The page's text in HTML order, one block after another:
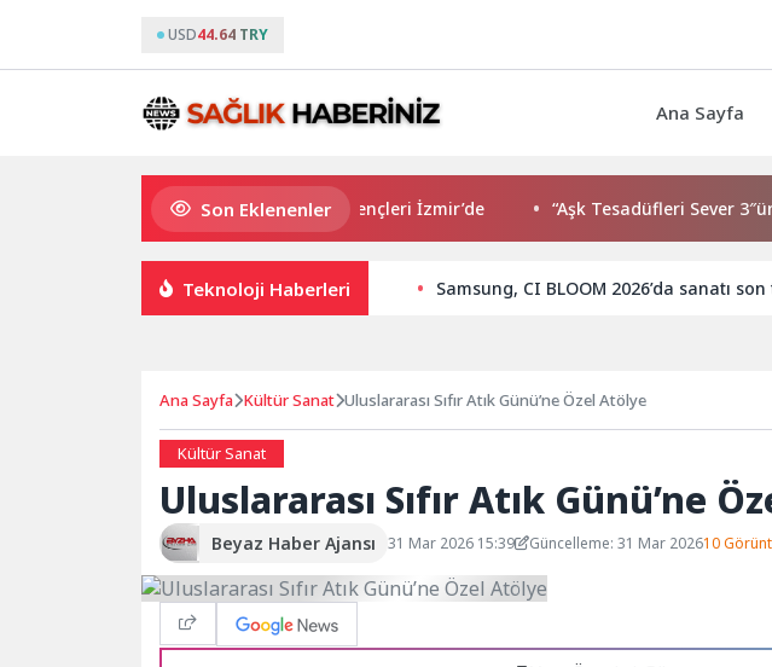
USD44.64 TRY
Ana Sayfa
Son Eklenenler
Avrupa Drama Buluşmaları gençleri İzmir’de “Aşk Tesadüfleri Sever 3″ün
Teknoloji Haberleri Samsung, CI BLOOM 2026’da sanatı
Ana Sayfa Kültür Sanat Uluslararası Sıfır Atık Günü’ne Özel Atölye
Kültür Sanat
Uluslararası Sıfır Atık Günü’ne
Beyaz Haber Ajansı 31 Mar 2026 15:39 Güncelleme: 31 Mar 202610